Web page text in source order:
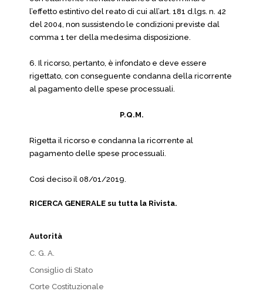
l’effetto estintivo del reato di cui all’art. 181 d.lgs. n. 42
del 2004, non sussistendo le condizioni previste dal
comma 1 ter della medesima disposizione.
6. Il ricorso, pertanto, è infondato e deve essere
rigettato, con conseguente condanna della ricorrente
al pagamento delle spese processuali.
P.Q.M.
Rigetta il ricorso e condanna la ricorrente al
pagamento delle spese processuali.
Così deciso il 08/01/2019.
RICERCA GENERALE su tutta la Rivista.
Autorità
C. G. A.
Consiglio di Stato
Corte Costituzionale